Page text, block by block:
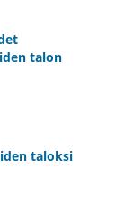
talon
taloksi